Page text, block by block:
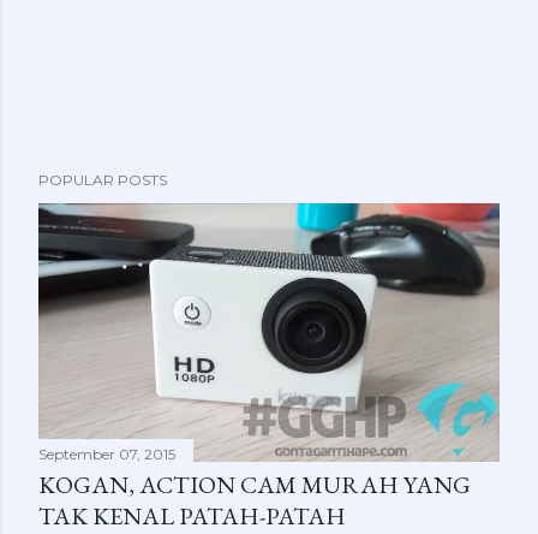
o
s
t
a
C
m
e
n
t
POPULAR POSTS
September 07, 2015
KOGAN, ACTION CAM MURAH YANG
TAK KENAL PATAH-PATAH